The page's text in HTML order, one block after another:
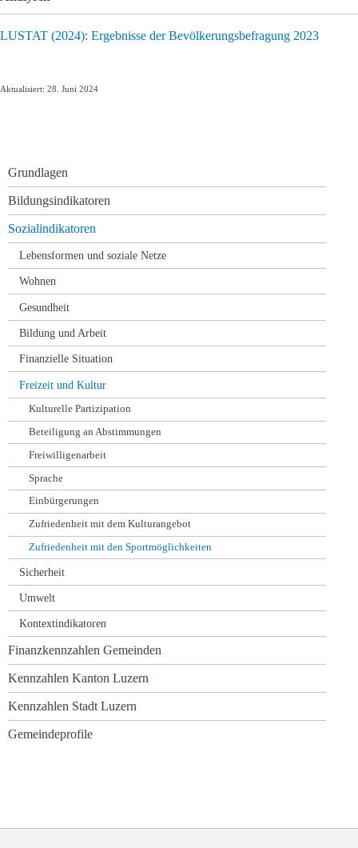
LUSTAT (2024): Ergebnisse der Bevölkerungsbefragung 2023
Aktualisiert: 28. Juni 2024
Navigation
überspringen
Grundlagen
Bildungsindikatoren
Sozialindikatoren
Lebensformen und soziale Netze
Wohnen
Gesundheit
Bildung und Arbeit
Finanzielle Situation
Freizeit und Kultur
Kulturelle Partizipation
Beteiligung an Abstimmungen
Freiwilligenarbeit
Sprache
Einbürgerungen
Zufriedenheit mit dem Kulturangebot
Zufriedenheit mit den Sportmöglichkeiten
Sicherheit
Umwelt
Kontextindikatoren
Finanzkennzahlen Gemeinden
Kennzahlen Kanton Luzern
Kennzahlen Stadt Luzern
Gemeindeprofile